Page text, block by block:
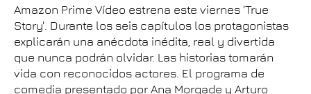
Amazon Prime Vídeo estrena este viernes 'True
Story'. Durante los seis capítulos los protagonistas
explicarán una anécdota inédita, real y divertida
que nunca podrán olvidar. Las historias tomarán
vida con reconocidos actores. El programa de
comedia presentado por Ana Morgade y Arturo